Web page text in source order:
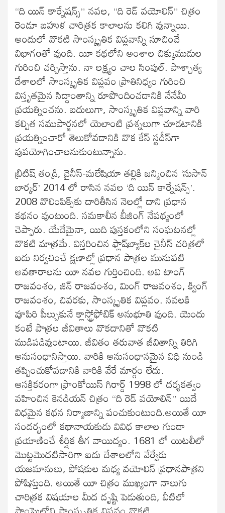
“ది యిన్ కార్నేషన్స్” నవల, “ది రెడ్ వయోలిన్” చిత్రం
రెండూ బహుళ చారిత్రక కాలాలను కలిగి వున్నాయి.
అందులో వొకటి సాంస్కృతిక విప్లవాన్ని సూచించే
విభాగoతో వుంది. యీ కథలోని అంశాల చిక్కుముడుల
గురించి చర్చిస్తాను. నా లక్ష్యం చాల సింపుల్. పాశ్చాత్య
దేశాలలో సాంస్కృతిక విప్లవం ప్రాతినిధ్యం గురించి
విస్తృతమైన సిద్ధాంతాన్ని రూపొందించడానికి నేనేమీ
ప్రయత్నించను. బదులుగా, సాంస్కృతిక విప్లవాన్ని వారి
కల్పిత సముపార్జనలో యెలాంటి ప్రశ్నలుగా చూడటానికి
ప్రయత్నించారో తెలుకోవడానికి వొక కేస్ స్టడీస్‌గా
వుపయోగించాలనుకుంటున్నాను.
బ్రిటిష్ తండ్రి, చైనీస్-మలేషియా తల్లికి జన్మించిన ‘సుసాన్
బార్కర్’ 2014 లో రాసిన నవల ‘ది యిన్ కార్నేషన్స్’.
2008 వొలింపిక్స్‌కు దారితీసిన నెలల్లో దాని ప్రధాన
కథనం వుంటుంది. సమకాలీన బీజింగ్ నేపథ్యంలో
చెప్పారు. యేదేమైనా, యిది పుస్తకంలోని సంఘటనల్లో
వొకటి మాత్రమే. విస్తరించిన ఫ్లాష్‌బ్యాక్‌ల చైనీస్ చరిత్రలో
ఐదు నిర్వచించే క్షణాల్లో ప్రధాన పాత్రల మునుపటి
అవతారాలను యీ నవల గుర్తించింది. అవి టాంగ్
రాజవంశం, జిన్ రాజవంశం, మింగ్ రాజవంశం, క్వింగ్
రాజవంశం, చివరకు, సాంస్కృతిక విప్లవం. నవలకి
వూపిరి పీల్చుకునే క్లాస్ట్రోఫోబిక్ అనుభూతి వుంది. యెందు
కంటే పాత్రల జీవితాలు వొకదానితో వొకటి
ముడిపడివుంటాయి. జీవితం తరువాత జీవితాన్ని తిరిగి
అనుసంధానిస్తాయి. వారికి అనుసంధానమైన విధి నుండి
తప్పించుకోవడానికి వారికి వేరే మార్గం లేదు.
ఆసక్తికరంగా ఫ్రాంకోయిస్ గిరార్డ్ 1998 లో దర్శకత్వం
వహించిన కెనడియన్ చిత్రం “ది రెడ్ వయోలిన్” యిదే
విధమైన కథన నిర్మాణాన్ని పంచుకుంటుంది.అయితే యీ
సందర్భంలో కథానాయకుడు వివిధ కాలాల గుండా
ప్రయాణించే శీర్షిక తీగ వాయిద్యం. 1681 లో యిటలీలో
మొట్టమొదటిసారిగా ఐదు దేశాలలోని వేర్వేరు
యజమానులు, పోషకుల మధ్య వయోలిన్ ప్రధానపాత్రని
పోషిస్తుంది. అయితే యీ చిత్రం ముఖ్యంగా నాలుగు
చారిత్రక విషయాల మీద దృష్టి పెడుతుంది, వీటిలో